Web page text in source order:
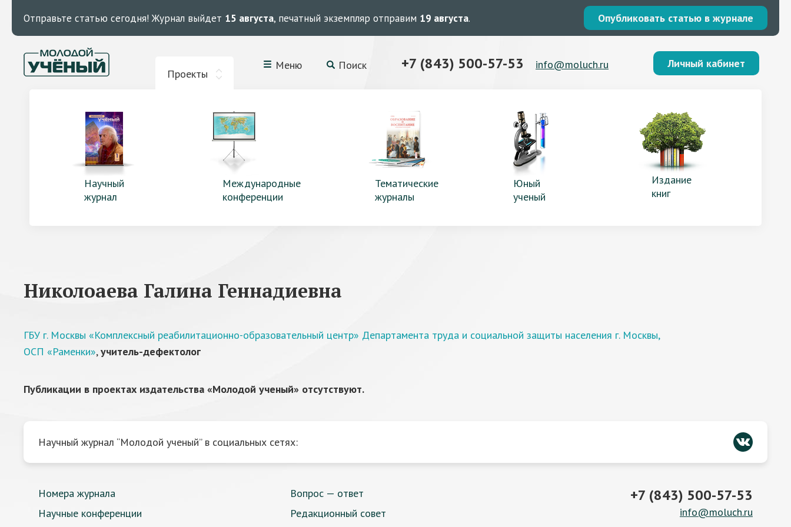
Отправьте статью сегодня! Журнал выйдет 15 августа, печатный экземпляр отправим 19 августа. Опубликовать статью в журнале
Проекты
Меню Поиск +7 (843) 500-57-53 info@moluch.ru Личный кабинет
Научный
журнал
Международные
конференции
Тематические
журналы
Юный
ученый
Издание
книг
Николоаева Галина Геннадиевна
ГБУ г. Москвы «Комплексный реабилитационно-образовательный центр» Департамента труда и социальной защиты населения г. Москвы,
ОСП «Раменки»,учитель-дефектолог
Публикации в проектах издательства «Молодой ученый» отсутствуют.
Научный журнал “Молодой ученый” в социальных сетях:
Номера журнала
Научные конференции
Вопрос — ответ
Редакционный совет
+7 (843) 500-57-53
info@moluch.ru